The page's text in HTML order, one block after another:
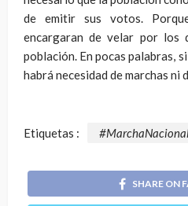
de emitir sus votos.
encargaran de velar por los
población. En pocas palabras,
habrá necesidad de marchas ni
Etiquetas :
SHARE ON